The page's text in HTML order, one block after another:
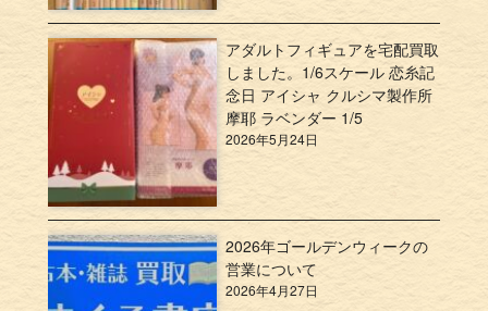
アダルトフィギュアを宅配買取
しました。1/6スケール 恋糸記
念日 アイシャ クルシマ製作所
摩耶 ラベンダー 1/5
2026年5月24日
2026年ゴールデンウィークの
営業について
2026年4月27日